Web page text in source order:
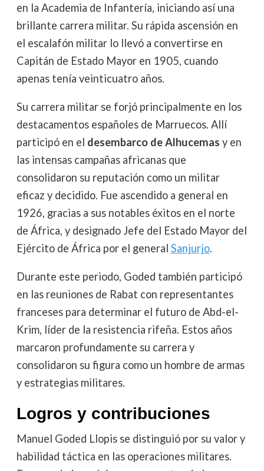
en la Academia de Infantería, iniciando así una
brillante carrera militar. Su rápida ascensión en
el escalafón militar lo llevó a convertirse en
Capitán de Estado Mayor en 1905, cuando
apenas tenía veinticuatro años.
Su carrera militar se forjó principalmente en los
destacamentos españoles de Marruecos. Allí
participó en el desembarco de Alhucemas y en
las intensas campañas africanas que
consolidaron su reputación como un militar
eficaz y decidido. Fue ascendido a general en
1926, gracias a sus notables éxitos en el norte
de África, y designado Jefe del Estado Mayor del
Ejército de África por el general Sanjurjo.
Durante este periodo, Goded también participó
en las reuniones de Rabat con representantes
franceses para determinar el futuro de Abd-el-
Krim, líder de la resistencia rifeña. Estos años
marcaron profundamente su carrera y
consolidaron su figura como un hombre de armas
y estrategias militares.
Logros y contribuciones
Manuel Goded Llopis se distinguió por su valor y
habilidad táctica en las operaciones militares.